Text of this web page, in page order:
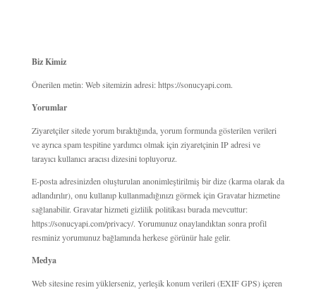
Biz Kimiz
Önerilen metin: Web sitemizin adresi: https://sonucyapi.com.
Yorumlar
Ziyaretçiler sitede yorum bıraktığında, yorum formunda gösterilen verileri
ve ayrıca spam tespitine yardımcı olmak için ziyaretçinin IP adresi ve
tarayıcı kullanıcı aracısı dizesini topluyoruz.
E-posta adresinizden oluşturulan anonimleştirilmiş bir dize (karma olarak da
adlandırılır), onu kullanıp kullanmadığınızı görmek için Gravatar hizmetine
sağlanabilir. Gravatar hizmeti gizlilik politikası burada mevcuttur:
https://sonucyapi.com/privacy/. Yorumunuz onaylandıktan sonra profil
resminiz yorumunuz bağlamında herkese görünür hale gelir.
Medya
Web sitesine resim yüklerseniz, yerleşik konum verileri (EXIF GPS) içeren